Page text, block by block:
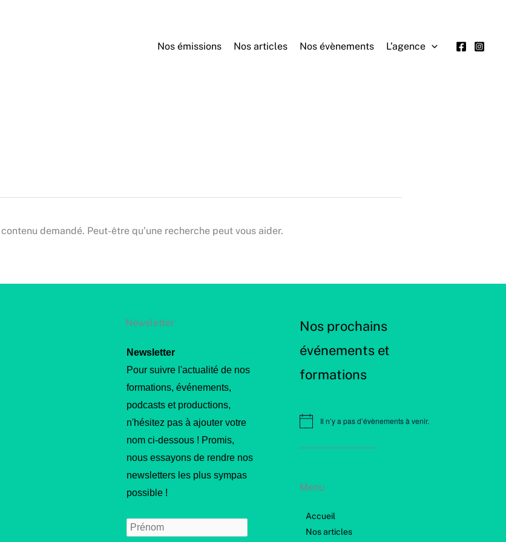
Nos émissions Nos articles Nos évènements L’agence
demandé. Peut-être qu’une recherche peut vous aider.
Newsletter
Newsletter
Pour suivre l'actualité de nos
formations, événements,
podcasts et productions,
n'hésitez pas à ajouter votre
nom ci-dessous ! Promis,
nous essayons de rendre nos
newsletters les plus sympas
possible !
Nos prochains
événements et
formations
Il n’y a pas d’évènements à venir.
Menu
Accueil
Nos articles